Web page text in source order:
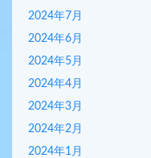
2024年7月
2024年6月
2024年5月
2024年4月
2024年3月
2024年2月
2024年1月